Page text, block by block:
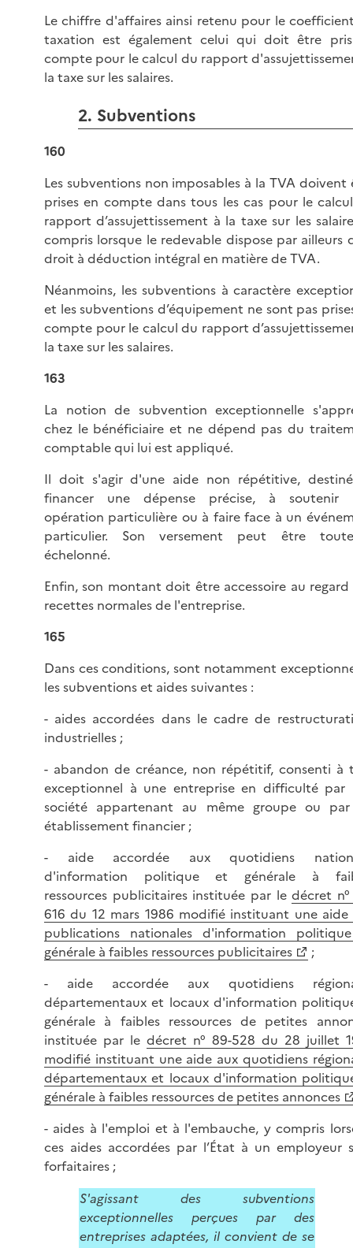
Le chiffre d'affaires ainsi retenu pour le
taxation est également celui qui doit être
compte pour le calcul du rapport
la taxe sur les salaires.
2. Subventions
160
Les subventions non imposables à la TVA doivent
prises en compte dans tous les cas pour le
rapport d’assujettissement à la taxe sur les
compris lorsque le redevable dispose par ailleurs
droit à déduction intégral en matière de TVA.
Néanmoins, les subventions à caractère
et les subventions d’équipement ne sont pas
compte pour le calcul du rapport
la taxe sur les salaires.
163
La notion de subvention exceptionnelle
chez le bénéficiaire et ne dépend pas du
comptable qui lui est appliqué.
Il doit s'agir d'une aide non répétitive,
financer une dépense précise, à soutenir
opération particulière ou à faire face à un
particulier. Son versement peut être
échelonné.
Enfin, son montant doit être accessoire au regard
recettes normales de l'entreprise.
165
Dans ces conditions, sont notamment
les subventions et aides suivantes :
- aides accordées dans le cadre de
industrielles ;
- abandon de créance, non répétitif, consenti à
exceptionnel à une entreprise en difficulté par
société appartenant au même groupe ou
établissement financier ;
- aide accordée aux quotidiens
d'information politique et générale à
ressources publicitaires instituée par ledécret
616 du 12 mars 1986 modifié instituant une aide
publications nationales d'information
générale à faibles ressources publicitaires
;
- aide accordée aux quotidiens
départementaux et locaux d'information
générale à faibles ressources de petites
instituée par le décret n° 89-528 du 28 juillet
modifié instituant une aide aux quotidiens
départementaux et locaux d'information
générale à faibles ressources de petites annonces
- aides à l'emploi et à l'embauche, y compris
ces aides accordées par l’État à un employeur
forfaitaires ;
S'agissant des subventions
exceptionnelles perçues par des
entreprises adaptées, il convient de se